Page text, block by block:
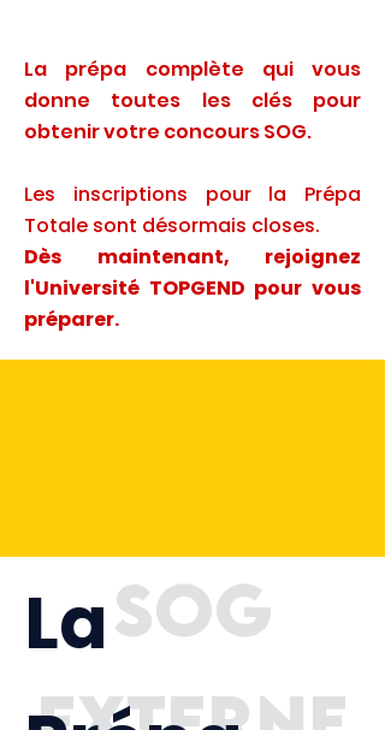
La prépa complète qui vous
donne toutes les clés pour
obtenir votre concours SOG.
Les inscriptions pour la Prépa
Totale sont désormais closes.
Dès maintenant, rejoignez
l'Université TOPGEND pour vous
préparer.
sog
La